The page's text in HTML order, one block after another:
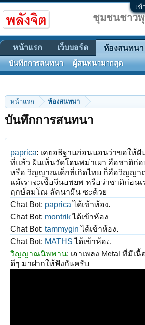
เข้
หน้าแรก ห้องสนทนา
บันทึกการสนทนา
paprica: เคยอธิฐานก่อนนอนว่าขอให้ฝั
ที่แล้ว ฝันเห็นวัดโดนพม่าเผา คือชาติก่อ
หรือ วิญญาณเด็กที่เกิดไทย ก็คือวิญญา
แม้เราจะเชื้อจีนอพยพ หรือว่าชาติก่อนเ
ฤกษ์สมโณ ลัคนามีน ซะด้วย
Chat Bot: paprica ได้เข้าห้อง.
Chat Bot: montrikได้เข้าห้อง.
Chat Bot: tammygin ได้เข้าห้อง.
Chat Bot: MATHS ได้เข้าห้อง.
วิญญาณนิพพาน: เอาเพลง Metal ที่มีเ
ดีๆ มาฝากให้ฟังกันครับ
ชุมชนชาว
หน้าแรก เว็บบอร์ด ห้องสนทนา
บันทึกการสนทนา ผู้สนทนามากสุด